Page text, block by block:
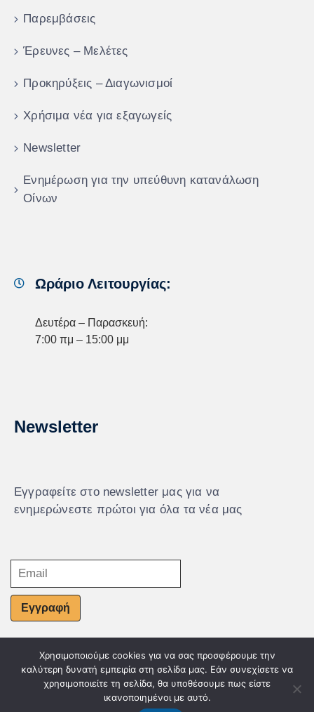
Παρεμβάσεις
Έρευνες – Μελέτες
Προκηρύξεις – Διαγωνισμοί
Χρήσιμα νέα για εξαγωγείς
Newsletter
Ενημέρωση για την υπεύθυνη κατανάλωση
Οίνων
Ωράριο Λειτουργίας:
Δευτέρα – Παρασκευή:
7:00 πμ – 15:00 μμ
Newsletter
Εγγραφείτε στο newsletter μας για να
ενημερώνεστε πρώτοι για όλα τα νέα μας
Εγγραφή
© Powered by Knowledge AE
Χρησιμοποιούμε cookies για να σας προσφέρουμε την
καλύτερη δυνατή εμπειρία στη σελίδα μας. Εάν συνεχίσετε να
χρησιμοποιείτε τη σελίδα, θα υποθέσουμε πως είστε
ικανοποιημένοι με αυτό.